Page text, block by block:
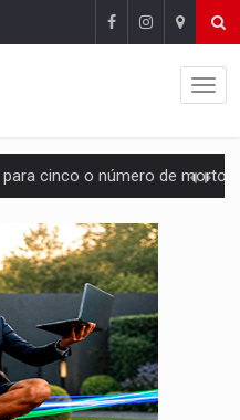
ARROZ:MPF assegura cumprimento da legislação sobre transporte
lei contra violência sexual infantil na
Rússia discutem energia nuclear, defesa e
caminhão e carro deixa quatro mortos e um em
Negra ganha projeção nacional com participação de
tem chances de chuvas isoladas nesta